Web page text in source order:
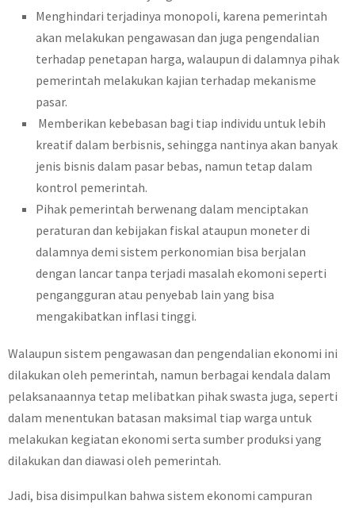
Menghindari terjadinya monopoli, karena pemerintah
akan melakukan pengawasan dan juga pengendalian
terhadap penetapan harga, walaupun di dalamnya pihak
pemerintah melakukan kajian terhadap mekanisme
pasar.
Memberikan kebebasan bagi tiap individu untuk lebih
kreatif dalam berbisnis, sehingga nantinya akan banyak
jenis bisnis dalam pasar bebas, namun tetap dalam
kontrol pemerintah.
Pihak pemerintah berwenang dalam menciptakan
peraturan dan kebijakan fiskal ataupun moneter di
dalamnya demi sistem perkonomian bisa berjalan
dengan lancar tanpa terjadi masalah ekomoni seperti
pengangguran atau penyebab lain yang bisa
mengakibatkan inflasi tinggi.
Walaupun sistem pengawasan dan pengendalian ekonomi ini
dilakukan oleh pemerintah, namun berbagai kendala dalam
pelaksanaannya tetap melibatkan pihak swasta juga, seperti
dalam menentukan batasan maksimal tiap warga untuk
melakukan kegiatan ekonomi serta sumber produksi yang
dilakukan dan diawasi oleh pemerintah.
Jadi, bisa disimpulkan bahwa sistem ekonomi campuran